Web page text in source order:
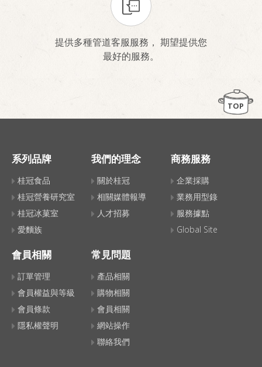
提供多種管道客服服務， 期望提供您
最好的服務。
TOP
系列品牌
桂冠食品
桂冠營養研究室
桂冠冰菓室
愛麵族
我們的理念
關於桂冠
相關媒體報導
人才招募
商務服務
企業採購
業務用型錄
服務據點
Global Site
會員相關
訂單管理
會員權益與等級
會員條款
隱私權聲明
常見問題
產品相關
購物相關
會員相關
網站操作
聯絡我們